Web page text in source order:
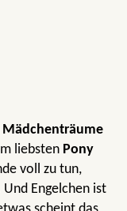
Mädchenträume
liebsten Pony
voll zu tun,
Engelchen ist